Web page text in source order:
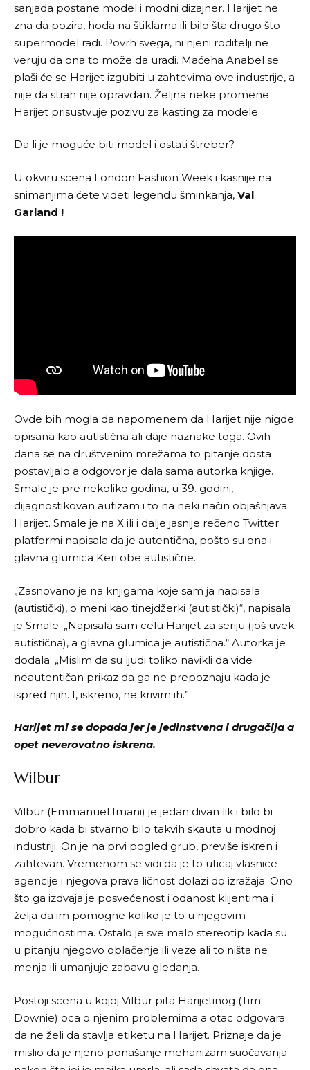
sanjada postane model i modni dizajner. Harijet ne
zna da pozira, hoda na štiklama ili bilo šta drugo što
supermodel radi. Povrh svega, ni njeni roditelji ne
veruju da ona to može da uradi. Maćeha Anabel se
plaši će se Harijet izgubiti u zahtevima ove industrije, a
nije da strah nije opravdan. Željna neke promene
Harijet prisustvuje pozivu za kasting za modele.
Da li je moguće biti model i ostati štreber?
U okviru scena London Fashion Week i kasnije na
snimanjima ćete videti legendu šminkanja, Val
Garland !
Ovde bih mogla da napomenem da Harijet nije nigde
opisana kao autistična ali daje naznake toga. Ovih
dana se na društvenim mrežama to pitanje dosta
postavljalo a odgovor je dala sama autorka knjige.
Smale je pre nekoliko godina, u 39. godini,
dijagnostikovan autizam i to na neki način objašnjava
Harijet. Smale je na X ili i dalje jasnije rečeno Twitter
platformi napisala da je autentična, pošto su ona i
glavna glumica Keri obe autistične.
„Zasnovano je na knjigama koje sam ja napisala
(autistički), o meni kao tinejdžerki (autistički)“, napisala
je Smale. „Napisala sam celu Harijet za seriju (još uvek
autistična), a glavna glumica je autistična.“ Autorka je
dodala: „Mislim da su ljudi toliko navikli da vide
neautentičan prikaz da ga ne prepoznaju kada je
ispred njih. I, iskreno, ne krivim ih.”
Harijet mi se dopada jer je jedinstvena i drugačija a
opet neverovatno iskrena.
Wilbur
Vilbur (Emmanuel Imani) je jedan divan lik i bilo bi
dobro kada bi stvarno bilo takvih skauta u modnoj
industriji. On je na prvi pogled grub, previše iskren i
zahtevan. Vremenom se vidi da je to uticaj vlasnice
agencije i njegova prava ličnost dolazi do izražaja. Ono
što ga izdvaja je posvećenost i odanost klijentima i
želja da im pomogne koliko je to u njegovim
mogućnostima. Ostalo je sve malo stereotip kada su
u pitanju njegovo oblačenje ili veze ali to ništa ne
menja ili umanjuje zabavu gledanja.
Postoji scena u kojoj Vilbur pita Harijetinog (Tim
Downie) oca o njenim problemima a otac odgovara
da ne želi da stavlja etiketu na Harijet. Priznaje da je
mislio da je njeno ponašanje mehanizam suočavanja